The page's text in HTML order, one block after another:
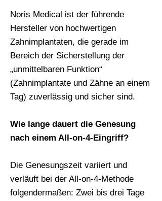
Noris Medical ist der führende
Hersteller von hochwertigen
Zahnimplantaten, die gerade im
Bereich der Sicherstellung der
„unmittelbaren Funktion“
(Zahnimplantate und Zähne an einem
Tag) zuverlässig und sicher sind.
Wie lange dauert die Genesung
nach einem All-on-4-Eingriff?
Die Genesungszeit variiert und
verläuft bei der All-on-4-Methode
folgendermaßen: Zwei bis drei Tage